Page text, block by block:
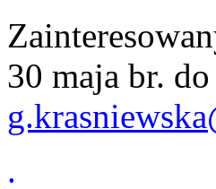
30 maja br.
.